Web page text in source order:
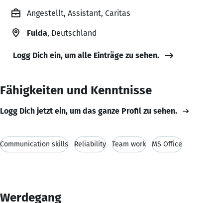
Angestellt, Assistant, Caritas
Fulda, Deutschland
Logg Dich ein, um alle Einträge zu sehen.
Fähigkeiten und Kenntnisse
Logg Dich jetzt ein, um das ganze Profil zu sehen.
Communication skills Reliability Team work MS Office
Werdegang